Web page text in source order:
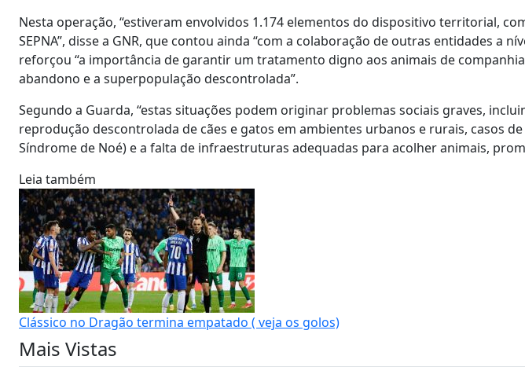
Nesta operação, “estiveram envolvidos 1.174 elementos do dispositivo territorial,
SEPNA”, disse a GNR, que contou ainda “com a colaboração de outras entidades a
reforçou “a importância de garantir um tratamento digno aos animais de
abandono e a superpopulação descontrolada”.
Segundo a Guarda, “estas situações podem originar problemas sociais graves,
reprodução descontrolada de cães e gatos em ambientes urbanos e rurais, casos
Síndrome de Noé) e a falta de infraestruturas adequadas para acolher animais,
Leia também
Clássico no Dragão termina empatado ( veja os golos)
Mais Vistas